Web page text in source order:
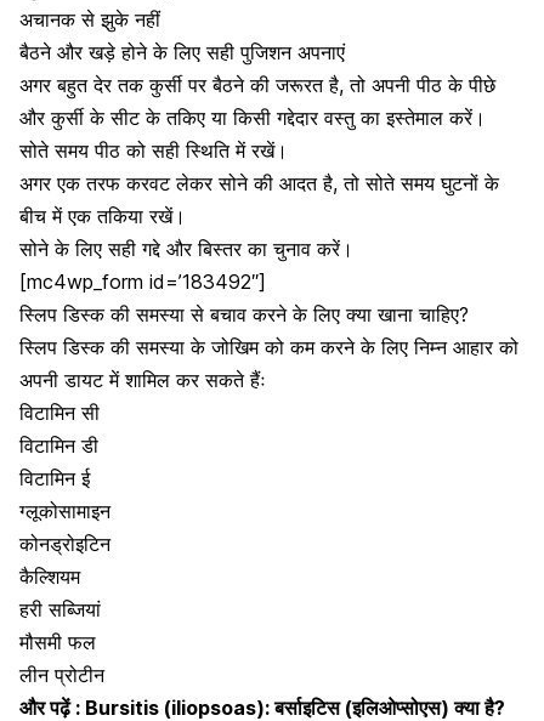
अचानक से झुके नहीं
बैठने और खड़े होने के लिए सही पुजिशन अपनाएं
अगर बहुत देर तक कुर्सी पर बैठने की जरूरत है, तो अपनी पीठ के पीछे
और कुर्सी के सीट के तकिए या किसी गद्देदार वस्तु का इस्तेमाल करें।
सोते समय पीठ को सही स्थिति में रखें।
अगर एक तरफ करवट लेकर सोने की आदत है, तो सोते समय घुटनों के
बीच में एक तकिया रखें।
सोने के लिए सही गद्दे और बिस्तर का चुनाव करें।
[mc4wp_form id=’183492″]
स्लिप डिस्क की समस्या से बचाव करने के लिए क्या खाना चाहिए?
स्लिप डिस्क की समस्या के जोखिम को कम करने के लिए निम्न आहार को
अपनी डायट में शामिल कर सकते हैंः
विटामिन सी
विटामिन डी
विटामिन ई
ग्लूकोसामाइन
कोनड्रोइटिन
कैल्शियम
हरी सब्जियां
मौसमी फल
लीन प्रोटीन
और पढ़ें : Bursitis (iliopsoas): बर्साइटिस (इलिओप्सोएस) क्या है?